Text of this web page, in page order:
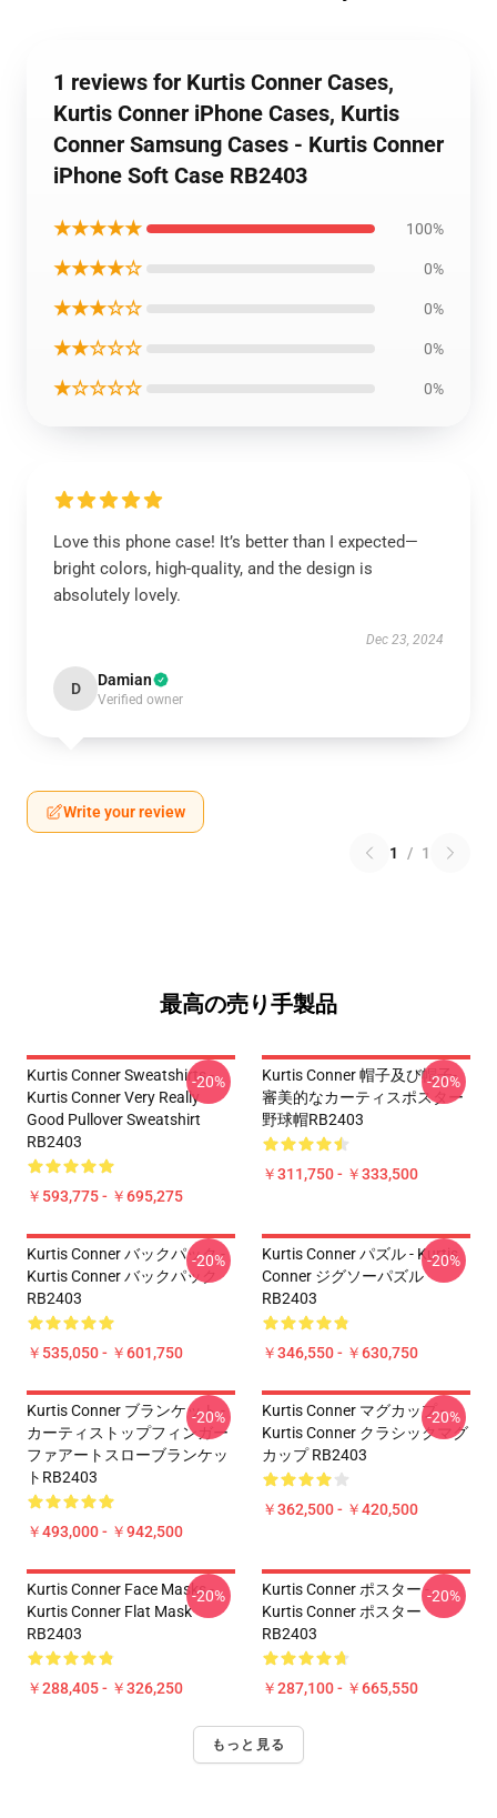
1 reviews for Kurtis Conner Cases,
Kurtis Conner iPhone Cases, Kurtis
Conner Samsung Cases - Kurtis Conner
iPhone Soft Case RB2403
★★★★★ 100%
★★★★☆ 0%
★★★☆☆ 0%
★★☆☆☆ 0%
★☆☆☆☆ 0%
Love this phone case! It’s better than I expected—
bright colors, high-quality, and the design is
absolutely lovely.
Dec 23, 2024
D Damian
Verified owner
Write your review
1 / 1
最高の売り手製品
Kurtis Conner Sweatshirts -
Kurtis Conner Very Really
Good Pullover Sweatshirt
RB2403
￥593,775 - ￥695,275
-20%
Kurtis Conner 帽子及び帽子-
審美的なカーティスポスター
野球帽RB2403
￥311,750 - ￥333,500
-20%
Kurtis Conner バックパック -
Kurtis Conner バックパック
RB2403
￥535,050 - ￥601,750
-20%
Kurtis Conner パズル - Kurtis
Conner ジグソーパズル
RB2403
￥346,550 - ￥630,750
-20%
Kurtis Conner ブランケット -
カーティストップフィンガー
ファアートスローブランケッ
トRB2403
￥493,000 - ￥942,500
-20%
Kurtis Conner マグカップ -
Kurtis Conner クラシックマグ
カップ RB2403
￥362,500 - ￥420,500
-20%
Kurtis Conner Face Masks -
Kurtis Conner Flat Mask
RB2403
￥288,405 - ￥326,250
-20%
Kurtis Conner ポスター -
Kurtis Conner ポスター
RB2403
￥287,100 - ￥665,550
-20%
もっと見る